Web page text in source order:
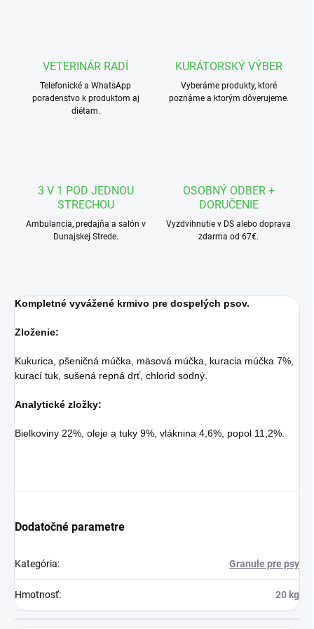
VETERINÁR RADÍ
Telefonické a WhatsApp
poradenstvo k produktom aj
diétam.
KURÁTORSKÝ VÝBER
Vyberáme produkty, ktoré
poznáme a ktorým dôverujeme.
3 V 1 POD JEDNOU
STRECHOU
Ambulancia, predajňa a salón v
Dunajskej Strede.
OSOBNÝ ODBER +
DORUČENIE
Vyzdvihnutie v DS alebo doprava
zdarma od 67€.
Kompletné vyvážené krmivo pre dospelých psov.
Zloženie:
Kukurica, pšeničná múčka, mäsová múčka, kuracia múčka 7%,
kurací tuk, sušená repná drť, chlorid sodný.
Analytické zložky:
Bielkoviny 22%, oleje a tuky 9%, vláknina 4,6%, popol 11,2%.
Dodatočné parametre
Kategória: Granule pre psy
Hmotnosť: 20 kg